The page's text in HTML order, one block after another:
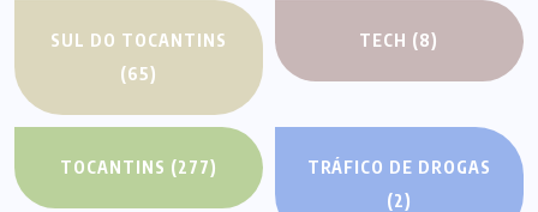
SUL DO TOCANTINS
(65)
TECH (8)
TOCANTINS (277)
TRÁFICO DE DROGAS
(2)